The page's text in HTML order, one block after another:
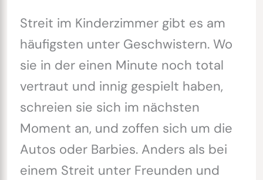
Streit im Kinderzimmer gibt es am
häufigsten unter Geschwistern. Wo
sie in der einen Minute noch total
vertraut und innig gespielt haben,
schreien sie sich im nächsten
Moment an, und zoffen sich um die
Autos oder Barbies. Anders als bei
einem Streit unter Freunden und